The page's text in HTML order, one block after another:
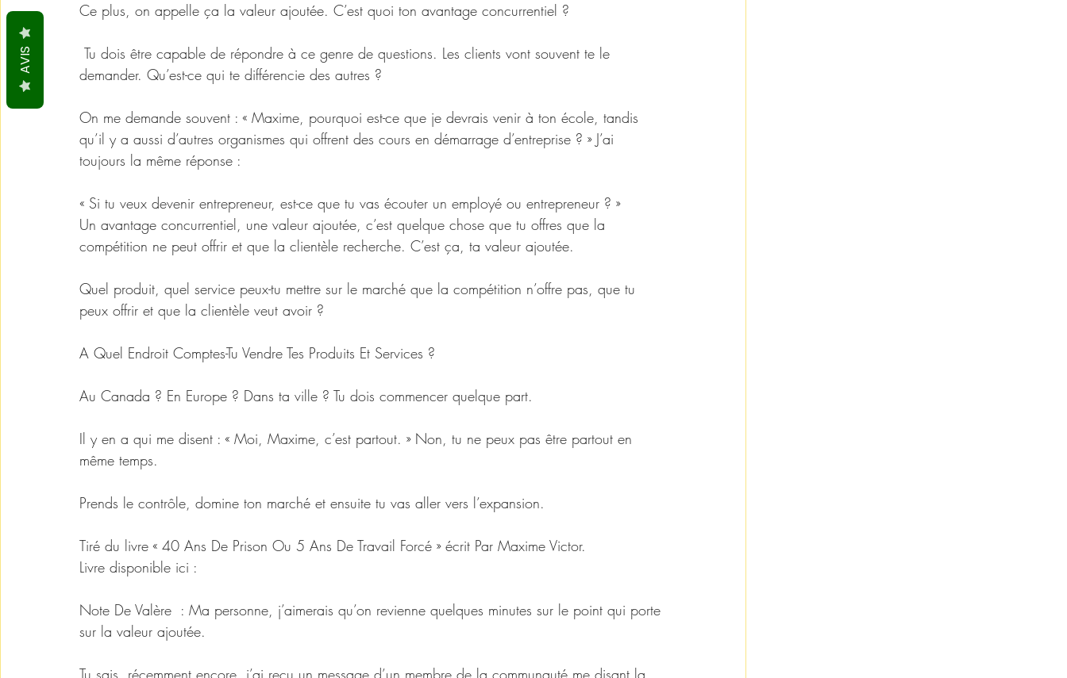
Ce plus, on appelle ça la valeur ajoutée. C’est quoi ton avantage concurrentiel ?
demander. Qu’est-ce qui te différencie des autres ?
On me demande souvent : « Maxime, pourquoi est-ce que je devrais venir à ton école, tandis
qu’il y a aussi d’autres organismes qui offrent des cours en démarrage d’entreprise ? » J’ai
toujours la même réponse :
« Si tu veux devenir entrepreneur, est-ce que tu vas écouter un employé ou entrepreneur ? »
Un avantage concurrentiel, une valeur ajoutée, c’est quelque chose que tu offres que la
compétition ne peut offrir et que la clientèle recherche. C’est ça, ta valeur ajoutée.
Quel produit, quel service peux-tu mettre sur le marché que la compétition n’offre pas, que tu
peux offrir et que la clientèle veut avoir ?
A Quel Endroit Comptes-Tu Vendre Tes Produits Et Services ?
Au Canada ? En Europe ? Dans ta ville ? Tu dois commencer quelque part.
Il y en a qui me disent : « Moi, Maxime, c’est partout. » Non, tu ne peux pas être partout en
même temps.
Prends le contrôle, domine ton marché et ensuite tu vas aller vers l’expansion.
Tiré du livre « 40 Ans De Prison Ou 5 Ans De Travail Forcé » écrit Par Maxime Victor.
Livre disponible ici :
Note De Valère  : Ma personne, j’aimerais qu’on revienne quelques minutes sur le point qui porte
sur la valeur ajoutée.
Tu sais, récemment encore, j’ai reçu un message d’un membre de la communauté me disant la
AVIS